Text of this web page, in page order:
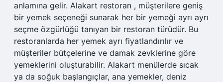
anlamına gelir. Alakart restoran , müşterilere geniş
bir yemek seçeneği sunarak her bir yemeği ayrı ayrı
seçme özgürlüğü tanıyan bir restoran türüdür. Bu
restoranlarda her yemek ayrı fiyatlandırılır ve
müşteriler bütçelerine ve damak zevklerine göre
yemeklerini oluşturabilir. Alakart menülerde sıcak
ya da soğuk başlangıçlar, ana yemekler, deniz